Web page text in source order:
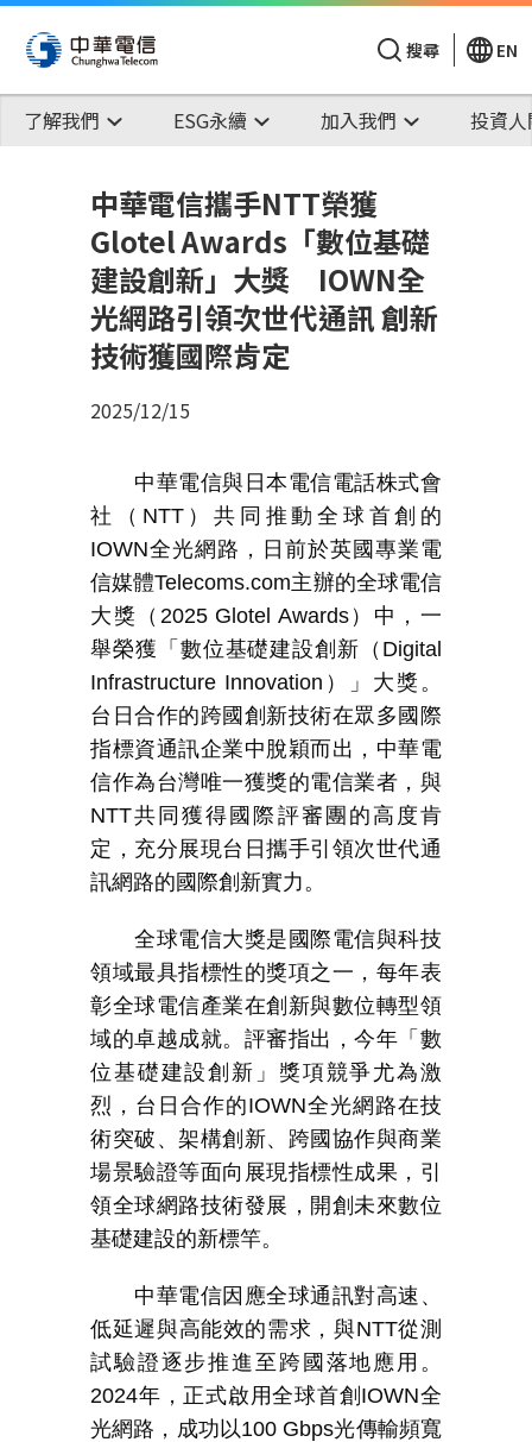
搜尋 EN
了解我們 ESG永續 加入我們 投資
中華電信攜手NTT榮獲
Glotel Awards「數位基礎
建設創新」大獎 IOWN全
光網路引領次世代通訊 創新
技術獲國際肯定
2025/12/15
中華電信與日本電信電話株式會
社（ NTT）共同推動全球首創的
IOWN全光網路，日前於英國專業電
信媒體Telecoms.com主辦的全球電信
大獎（ 2025 Glotel Awards）中，一
舉榮獲「數位基礎建設創新（ Digital
Infrastructure Innovation ）
」大獎。
台日合作的跨國創新技術在眾多國際
指標資通訊企業中脫穎而出，中華電
信作為台灣唯一獲獎的電信業者，與
NTT共同獲得國際評審團的高度肯
定，充分展現台日攜手引領次世代通
訊網路的國際創新實力。
全球電信大獎是國際電信與科技
領域最具指標性的獎項之一，每年表
彰全球電信產業在創新與數位轉型領
域的卓越成就。評審指出，今年「數
位基礎建設創新」獎項競爭尤為激
烈，台日合作的IOWN全光網路在技
術突破、架構創新、跨國協作與商業
場景驗證等面向展現指標性成果，引
領全球網路技術發展，開創未來數位
基礎建設的新標竿。
中華電信因應全球通訊對高速、
低延遲與高能效的需求，與NTT從測
試驗證逐步推進至跨國落地應用。
2024年，正式啟用全球首創 IOWN全
光網路，成功以100 Gbps光傳輸頻寬